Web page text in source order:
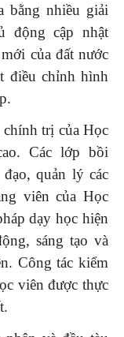
bằng nhiều giải
động cập nhật
của đất nước
điều chỉnh hình
chính trị của Học
Các lớp bồi
quản lý các
viên của Học
dạy học hiện
sáng tạo và
Công tác kiểm
viên được thực